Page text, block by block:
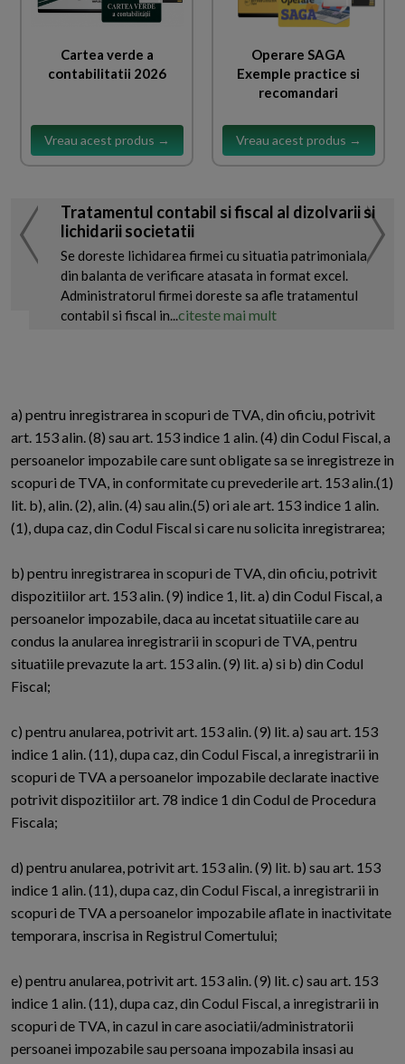
Cartea verde a
contabilitatii 2026
Vreau acest produs →
Operare SAGA
Exemple practice si
recomandari
Vreau acest produs →
Tratamentul contabil si fiscal al dizolvarii si
lichidarii societatii
Se doreste lichidarea firmei cu situatia patrimoniala
din balanta de verificare atasata in format excel.
Administratorul firmei doreste sa afle tratamentul
contabil si fiscal in...citeste mai mult
a) pentru inregistrarea in scopuri de TVA, din oficiu, potrivit
art. 153 alin. (8) sau art. 153 indice 1 alin. (4) din Codul Fiscal, a
persoanelor impozabile care sunt obligate sa se inregistreze in
scopuri de TVA, in conformitate cu prevederile art. 153 alin.(1)
lit. b), alin. (2), alin. (4) sau alin.(5) ori ale art. 153 indice 1 alin.
(1), dupa caz, din Codul Fiscal si care nu solicita inregistrarea;
b) pentru inregistrarea in scopuri de TVA, din oficiu, potrivit
dispozitiilor art. 153 alin. (9) indice 1, lit. a) din Codul Fiscal, a
persoanelor impozabile, daca au incetat situatiile care au
condus la anularea inregistrarii in scopuri de TVA, pentru
situatiile prevazute la art. 153 alin. (9) lit. a) si b) din Codul
Fiscal;
c) pentru anularea, potrivit art. 153 alin. (9) lit. a) sau art. 153
indice 1 alin. (11), dupa caz, din Codul Fiscal, a inregistrarii in
scopuri de TVA a persoanelor impozabile declarate inactive
potrivit dispozitiilor art. 78 indice 1 din Codul de Procedura
Fiscala;
d) pentru anularea, potrivit art. 153 alin. (9) lit. b) sau art. 153
indice 1 alin. (11), dupa caz, din Codul Fiscal, a inregistrarii in
scopuri de TVA a persoanelor impozabile aflate in inactivitate
temporara, inscrisa in Registrul Comertului;
e) pentru anularea, potrivit art. 153 alin. (9) lit. c) sau art. 153
indice 1 alin. (11), dupa caz, din Codul Fiscal, a inregistrarii in
scopuri de TVA, in cazul in care asociatii/administratorii
persoanei impozabile sau persoana impozabila insasi au